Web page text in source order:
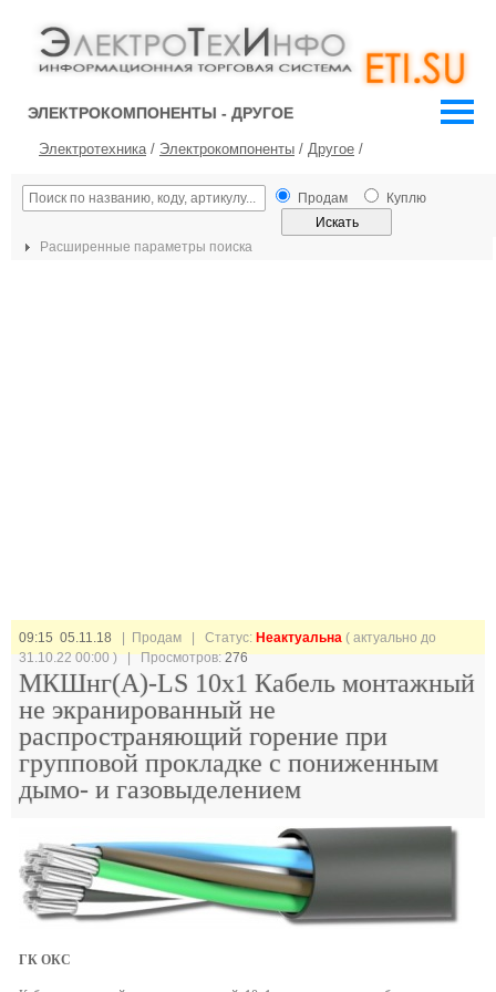
ЭЛЕКТРОКОМПОНЕНТЫ - ДРУГОЕ
Электротехника/ Электрокомпоненты / Другое /
Продам Куплю
Расширенные параметры поиска
09:15 05.11.18 | Продам | Статус: Неактуальна ( актуально до
31.10.22 00:00 ) | Просмотров:276
МКШнг(А)-LS 10х1 Кабель монтажный
не экранированный не
распространяющий горение при
групповой прокладке с пониженным
дымо- и газовыделением
ГК ОКС